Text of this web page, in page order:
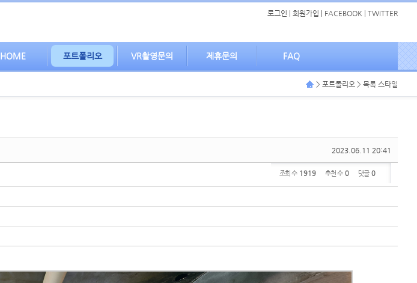
로그인 회원가입 FACEBOOK TWITTER
HOME 포트폴리오 VR촬영문의 제휴문의 FAQ
> 포트폴리오 > 목록 스타일
2023.06.11 20:41
조회 수 1919 추천 수 0 댓글 0